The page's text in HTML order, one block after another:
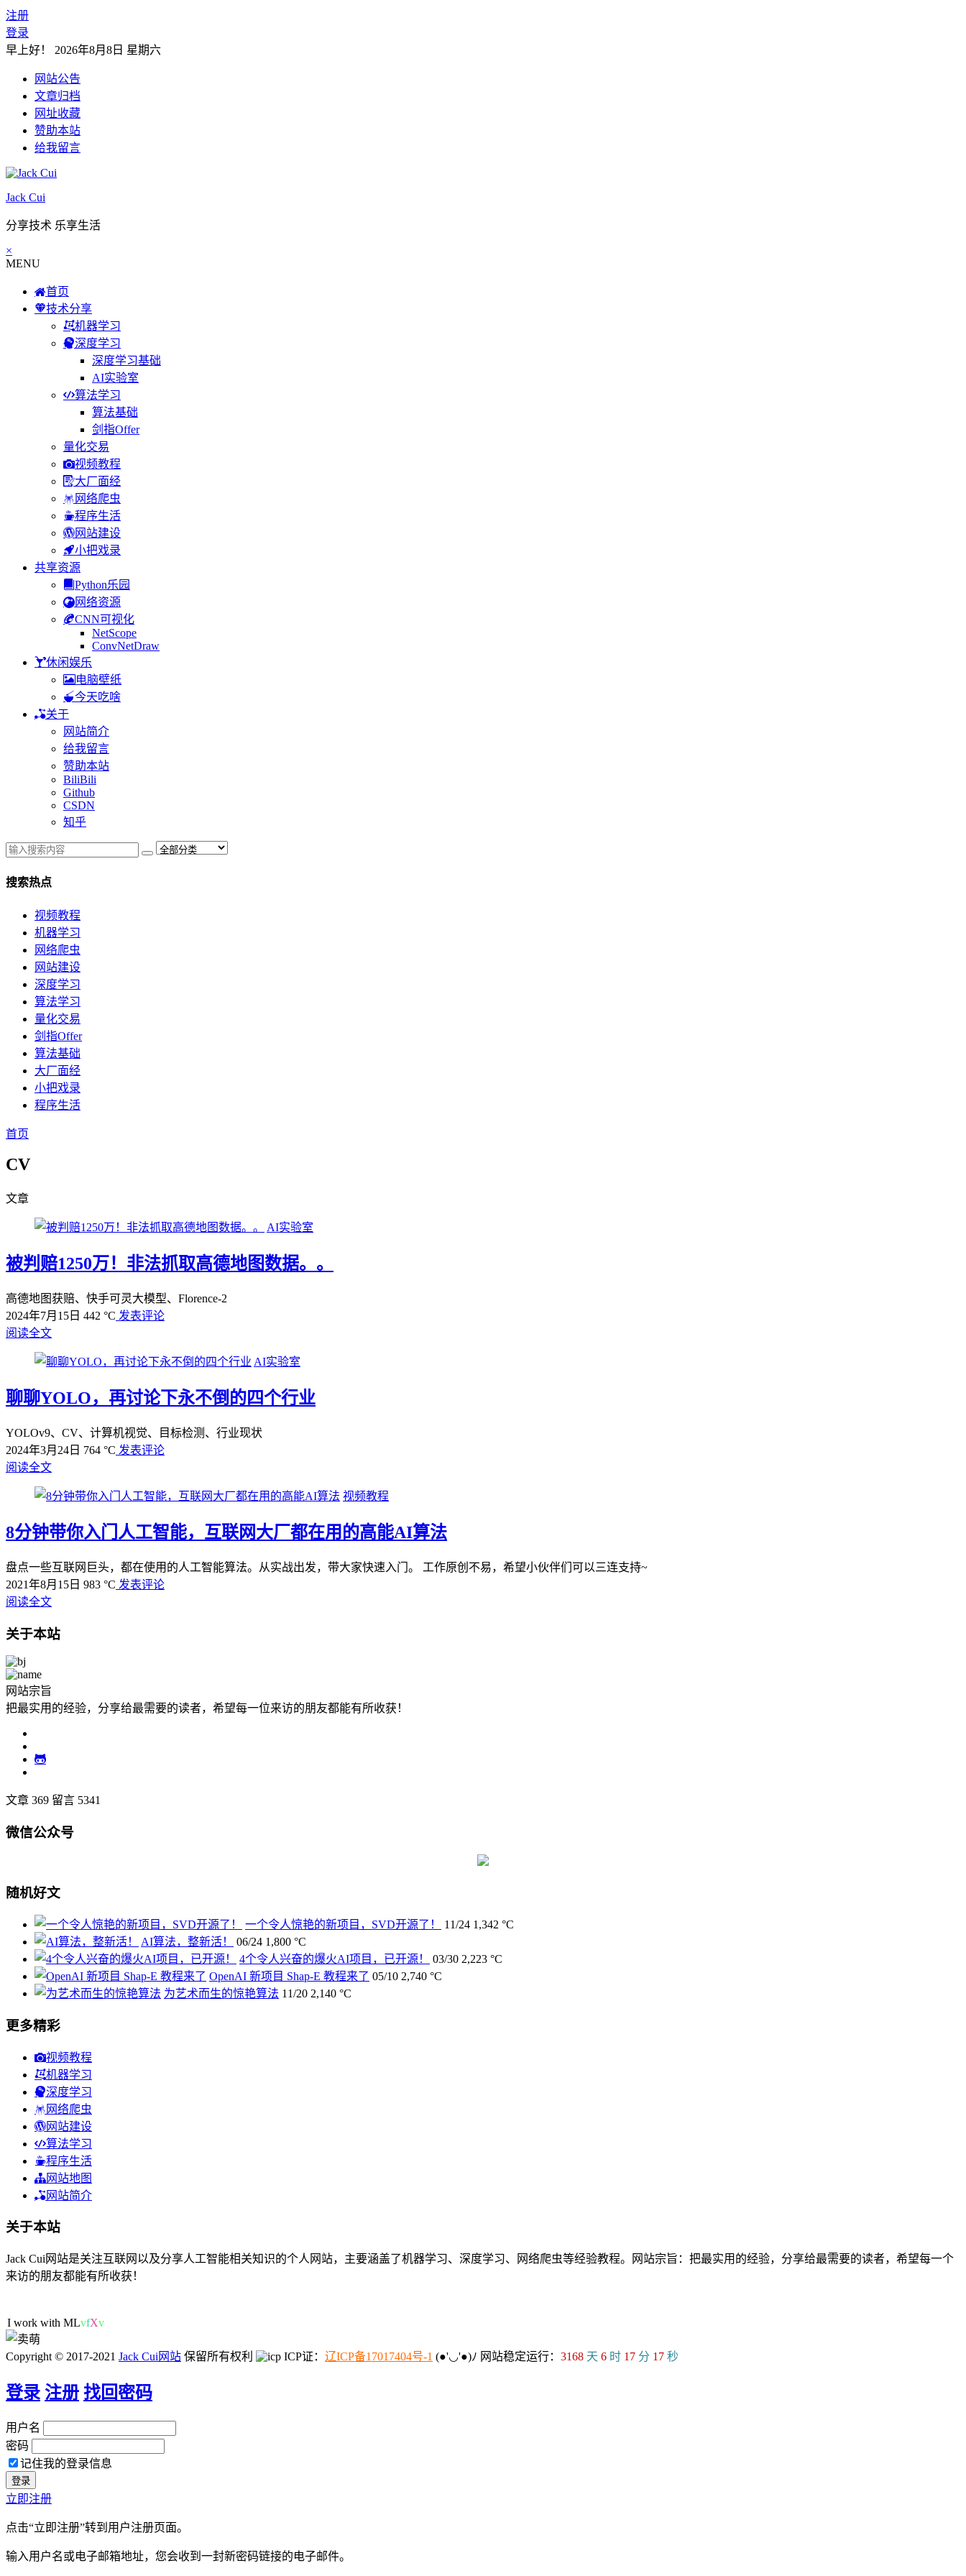
注册
登录
早上好！ 2026年8月8日 星期六
网站公告
文章归档
网址收藏
赞助本站
给我留言
Jack Cui
分享技术 乐享生活
×
MENU
首页
技术分享
机器学习
深度学习
深度学习基础
AI实验室
算法学习
算法基础
剑指Offer
量化交易
视频教程
大厂面经
网络爬虫
程序生活
网站建设
小把戏录
共享资源
Python乐园
网络资源
CNN可视化
NetScope
ConvNetDraw
休闲娱乐
电脑壁纸
今天吃啥
关于
网站简介
给我留言
赞助本站
BiliBili
Github
CSDN
知乎
搜索热点
视频教程
机器学习
网络爬虫
网站建设
深度学习
算法学习
量化交易
剑指Offer
算法基础
大厂面经
小把戏录
程序生活
首页
CV
文章
AI实验室
被判赔1250万！非法抓取高德地图数据。。
高德地图获赔、快手可灵大模型、Florence-2
2024年7月15日 442 °C 发表评论
阅读全文
AI实验室
聊聊YOLO，再讨论下永不倒的四个行业
YOLOv9、CV、计算机视觉、目标检测、行业现状
2024年3月24日 764 °C 发表评论
阅读全文
视频教程
8分钟带你入门人工智能，互联网大厂都在用的高能AI算法
盘点一些互联网巨头，都在使用的人工智能算法。从实战出发，带大家快速入门。 工作原创不易，希望小伙伴们可以三连支持~
2021年8月15日 983 °C 发表评论
阅读全文
关于本站
网站宗旨
把最实用的经验，分享给最需要的读者，希望每一位来访的朋友都能有所收获！
文章 369 留言 5341
微信公众号
随机好文
一个令人惊艳的新项目，SVD开源了！ 11/24 1,342 °C
AI算法，整新活！
06/24 1,800 °C
4个令人兴奋的爆火AI项目，已开源！
03/30 2,223 °C
OpenAI 新项目 Shap-E 教程来了 05/10 2,740 °C
为艺术而生的惊艳算法 11/20 2,140 °C
更多精彩
视频教程
机器学习
深度学习
网络爬虫
网站建设
算法学习
程序生活
网站地图
网站简介
关于本站
Jack Cui网站是关注互联网以及分享人工智能相关知识的个人网站，主要涵盖了机器学习、深度学习、网络爬虫等经验教程。网站宗旨：把最实用的经验，分享给最需要的读者，希望每一个
来访的朋友都能有所收获！
I work with ML/DL.
Copyright © 2017-2021 Jack Cui网站 保留所有权利 ICP证： 辽ICP备17017404号-1 (●'◡'●)ﾉ 网站稳定运行： 3168 天 6 时 17 分 18 秒
登录 注册 找回密码
用户名
密码
记住我的登录信息
立即注册
点击“立即注册”转到用户注册页面。
输入用户名或电子邮箱地址，您会收到一封新密码链接的电子邮件。